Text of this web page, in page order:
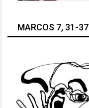
MARCOS 7, 31-37